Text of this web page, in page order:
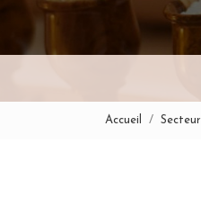
Accueil Secteur